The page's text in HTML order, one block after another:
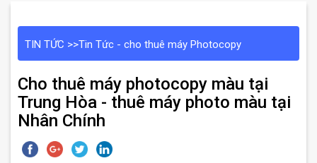
TIN TỨC >>Tin Tức - cho thuê máy Photocopy
Cho thuê máy photocopy màu tại
Trung Hòa - thuê máy photo màu tại
Nhân Chính